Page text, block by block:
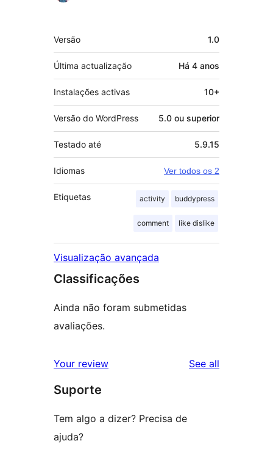
Metadados
Versão 1.0
Última actualização Há 4 anos
Instalações activas 10+
Versão do WordPress 5.0 ou superior
Testado até 5.9.15
Idiomas Ver todos os 2
Etiquetas activity buddypress
comment like dislike
Visualização avançada
Classificações
Ainda não foram submetidas
avaliações.
Your review See all
Suporte
Tem algo a dizer? Precisa de
ajuda?